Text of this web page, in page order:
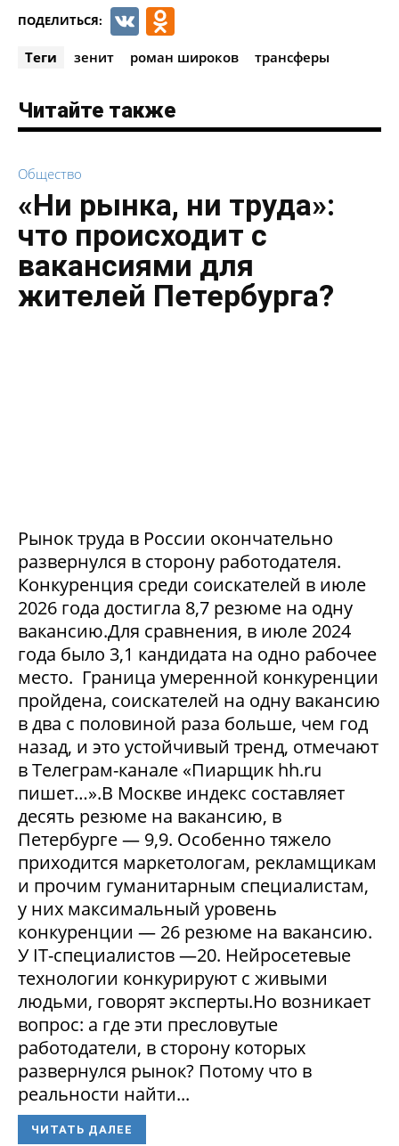
ПОДЕЛИТЬСЯ: VK
Теги зенит роман широков трансферы
Читайте также
Общество
«Ни рынка, ни труда»:
что происходит с
вакансиями для
жителей Петербурга?
Рынок труда в России окончательно
развернулся в сторону работодателя.
Конкуренция среди соискателей в июле
2026 года достигла 8,7 резюме на одну
вакансию.Для сравнения, в июле 2024
года было 3,1 кандидата на одно рабочее
место. Граница умеренной конкуренции
пройдена, соискателей на одну вакансию
в два с половиной раза больше, чем год
назад, и это устойчивый тренд, отмечают
в Телеграм-канале «Пиарщик hh.ru
пишет…».В Москве индекс составляет
десять резюме на вакансию, в
Петербурге — 9,9. Особенно тяжело
приходится маркетологам, рекламщикам
и прочим гуманитарным специалистам,
у них максимальный уровень
конкуренции — 26 резюме на вакансию.
У IT-специалистов —20. Нейросетевые
технологии конкурируют с живыми
людьми, говорят эксперты.Но возникает
вопрос: а где эти пресловутые
работодатели, в сторону которых
развернулся рынок? Потому что в
реальности найти...
ЧИТАТЬ ДАЛЕЕ